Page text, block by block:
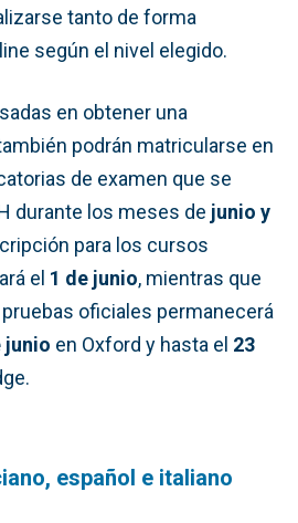
tanto de forma
según el nivel elegido.
en obtener una
podrán matricularse en
de examen que se
durante los meses de junio y
para los cursos
el 1 de junio, mientras que
oficiales permanecerá
junio en Oxford y hasta el 23
español e italiano